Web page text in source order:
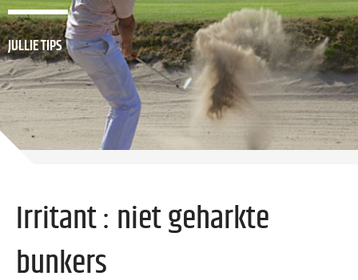
JULLIE TIPS
Irritant : niet geharkte
bunkers